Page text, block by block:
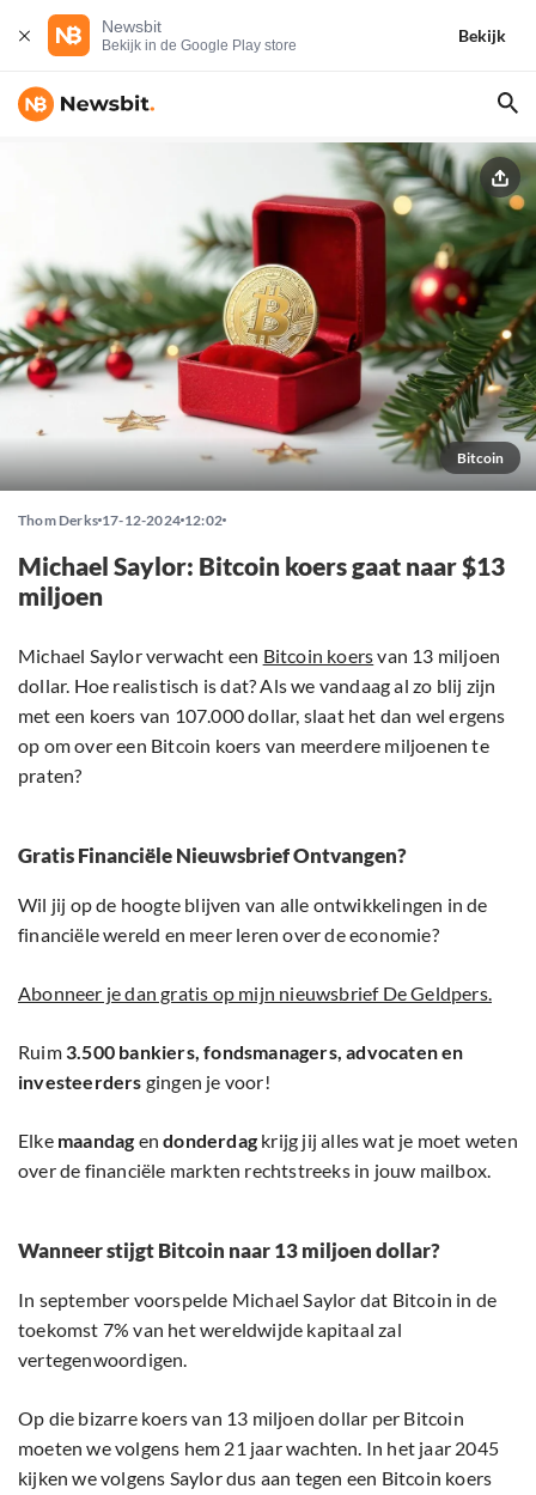
Newsbit
Bekijk in de Google Play store
Bekijk
Bitcoin
Thom Derks 17-12-2024 12:02
Michael Saylor: Bitcoin koers gaat naar $13
miljoen
Michael Saylor verwacht een Bitcoin koersvan 13 miljoen
dollar. Hoe realistisch is dat? Als we vandaag al zo blij zijn
met een koers van 107.000 dollar, slaat het dan wel ergens
op om over een Bitcoin koers van meerdere miljoenen te
praten?
Gratis Financiële Nieuwsbrief Ontvangen?
Wil jij op de hoogte blijven van alle ontwikkelingen in de
financiële wereld en meer leren over de economie?
Abonneer je dan gratis op mijn nieuwsbrief De Geldpers.
Ruim 3.500 bankiers, fondsmanagers, advocaten en
investeerders gingen je voor!
Elke maandag endonderdag krijg jij alles wat je moet weten
over de financiële markten rechtstreeks in jouw mailbox.
Wanneer stijgt Bitcoin naar 13 miljoen dollar?
In september voorspelde Michael Saylor dat Bitcoin in de
toekomst 7% van het wereldwijde kapitaal zal
vertegenwoordigen.
Op die bizarre koers van 13 miljoen dollar per Bitcoin
moeten we volgens hem 21 jaar wachten. In het jaar 2045
kijken we volgens Saylor dus aan tegen een Bitcoin koers